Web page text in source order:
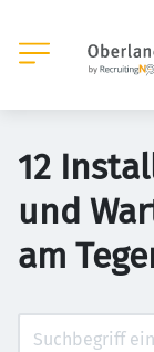
12
und
am